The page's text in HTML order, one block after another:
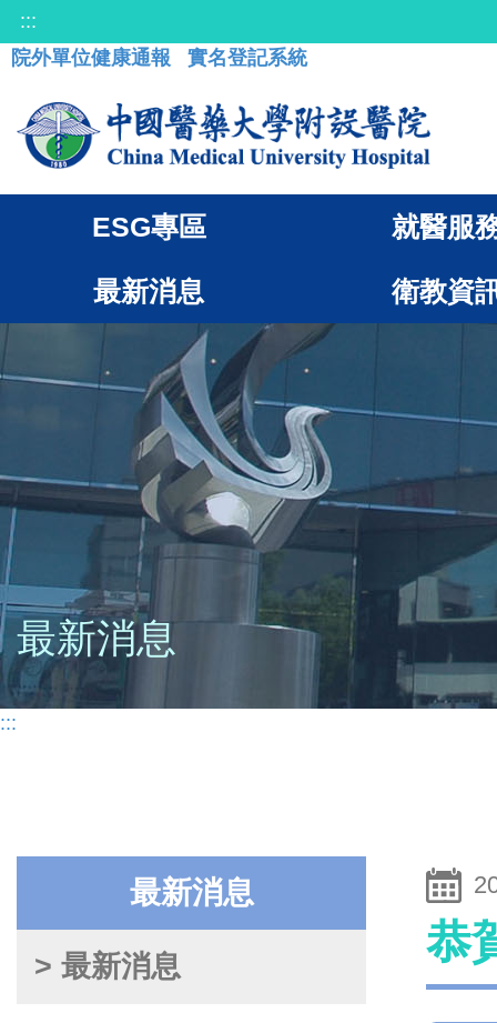
:::
院外單位健康通報
實名登記系統
ESG專區 就醫服
最新消息 衛教資
最新消息
:::
最新消息
> 最新消息 恭